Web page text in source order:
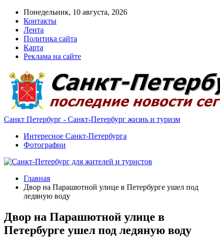
Понедельник, 10 августа, 2026
Контакты
Лента
Политика сайта
Карта
Реклама на сайте
Санкт Петербург - Санкт-Петербург жизнь и туризм
Интересное Санкт-Петербурга
Фотографии
Главная
Двор на Парашютной улице в Петербурге ушел под
ледяную воду
Двор на Парашютной улице в
Петербурге ушел под ледяную воду